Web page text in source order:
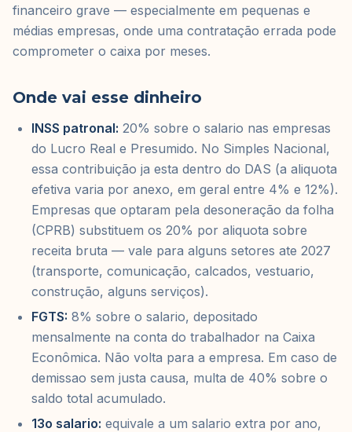
financeiro grave — especialmente em pequenas e
médias empresas, onde uma contratação errada pode
comprometer o caixa por meses.
Onde vai esse dinheiro
INSS patronal: 20% sobre o salario nas empresas
do Lucro Real e Presumido. No Simples Nacional,
essa contribuição ja esta dentro do DAS (a aliquota
efetiva varia por anexo, em geral entre 4% e 12%).
Empresas que optaram pela desoneração da folha
(CPRB) substituem os 20% por aliquota sobre
receita bruta — vale para alguns setores ate 2027
(transporte, comunicação, calcados, vestuario,
construção, alguns serviços).
FGTS: 8% sobre o salario, depositado
mensalmente na conta do trabalhador na Caixa
Econômica. Não volta para a empresa. Em caso de
demissao sem justa causa, multa de 40% sobre o
saldo total acumulado.
13o salario: equivale a um salario extra por ano,